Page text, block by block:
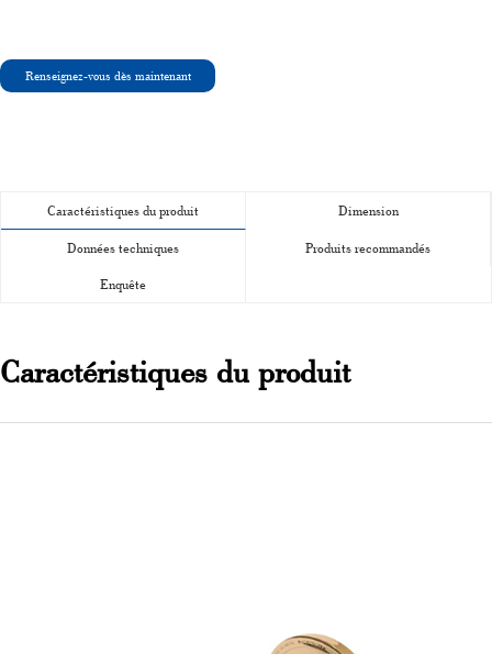
Renseignez-vous dès maintenant
Caractéristiques du produit Dimension
Données techniques Produits recommandés
Enquête
Caractéristiques du produit